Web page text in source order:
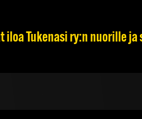
iloa Tukenasi ry:n nuorille ja